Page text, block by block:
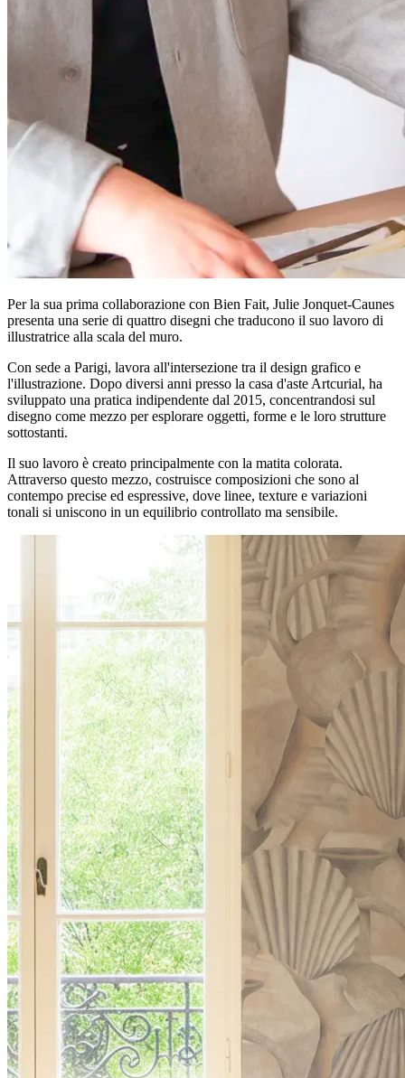
Per la sua prima collaborazione con Bien Fait, Julie Jonquet-Caunes
presenta una serie di quattro disegni che traducono il suo lavoro di
illustratrice alla scala del muro.
Con sede a Parigi, lavora all'intersezione tra il design grafico e
l'illustrazione. Dopo diversi anni presso la casa d'aste Artcurial, ha
sviluppato una pratica indipendente dal 2015, concentrandosi sul
disegno come mezzo per esplorare oggetti, forme e le loro strutture
sottostanti.
Il suo lavoro è creato principalmente con la matita colorata.
Attraverso questo mezzo, costruisce composizioni che sono al
contempo precise ed espressive, dove linee, texture e variazioni
tonali si uniscono in un equilibrio controllato ma sensibile.